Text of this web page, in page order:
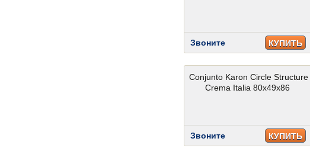
Звоните КУПИТЬ
Conjunto Karon Circle Structure
Crema Italia 80x49x86
Звоните КУПИТЬ